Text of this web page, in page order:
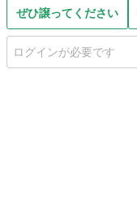
ぜひ譲ってください